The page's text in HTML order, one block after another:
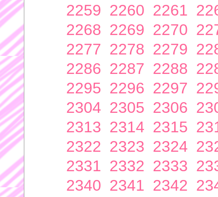
2259 2260 2261
2268 2269 2270
2277 2278 2279
2286 2287 2288
2295 2296 2297
2304 2305 2306
2313 2314 2315
2322 2323 2324
2331 2332 2333
2340 2341 2342